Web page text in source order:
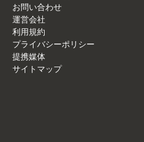
お問い合わせ
運営会社
利用規約
プライバシーポリシー
提携媒体
サイトマップ